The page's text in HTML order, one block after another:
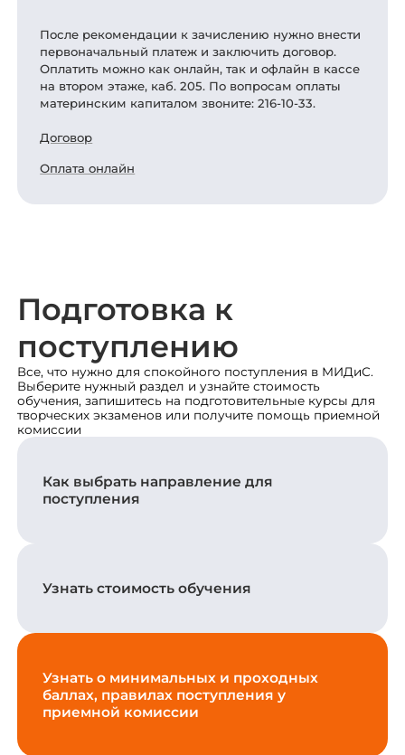
После рекомендации к зачислению нужно внести
первоначальный платеж и заключить договор.
Оплатить можно как онлайн, так и офлайн в кассе
на втором этаже, каб. 205. По вопросам оплаты
материнским капиталом звоните: 216-10-33.
Договор
Оплата онлайн
Подготовка к
поступлению
Все, что нужно для спокойного поступления в МИДиС.
Выберите нужный раздел и узнайте стоимость
обучения, запишитесь на подготовительные курсы для
творческих экзаменов или получите помощь приемной
комиссии
Как выбрать направление для
поступления
Узнать стоимость обучения
Узнать о минимальных и проходных
баллах, правилах поступления у
приемной комиссии